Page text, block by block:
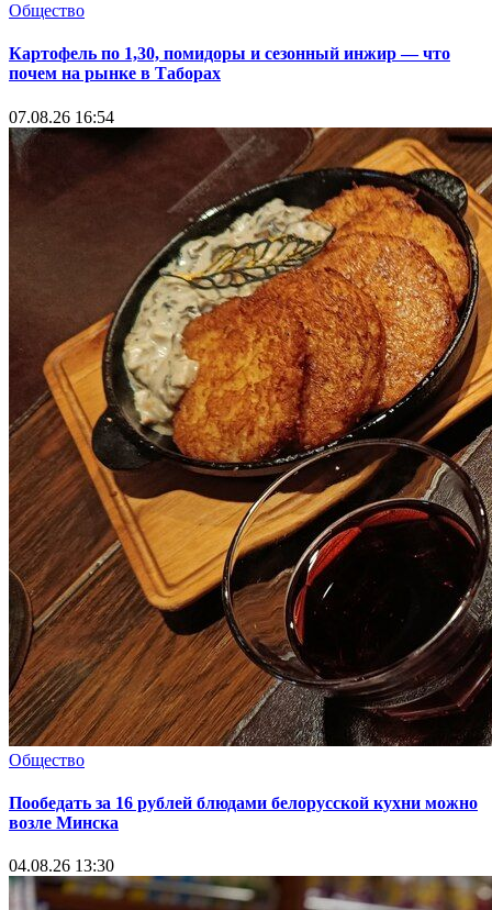
Общество
Картофель по 1,30, помидоры и сезонный инжир — что
почем на рынке в Таборах
07.08.26 16:54
Общество
Пообедать за 16 рублей блюдами белорусской кухни можно
возле Минска
04.08.26 13:30